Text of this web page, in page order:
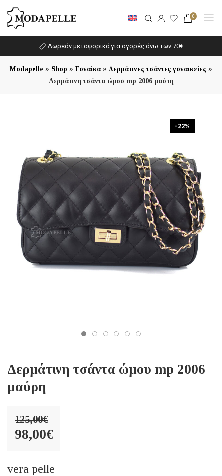
0
Δωρεάν μεταφορικά για αγορές άνω των 70€
Modapelle » Shop » Γυναίκα » Δερμάτινες τσάντες γυναικείες »
Δερμάτινη τσάντα ώμου mp 2006 μαύρη
-22%
Δερμάτινη τσάντα ώμου mp 2006
μαύρη
125,00€
Original
was:
98,00€
τρέχουσα
vera pelle